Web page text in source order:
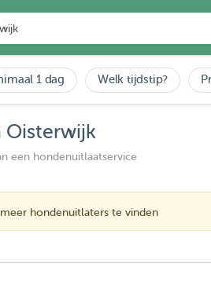
1 dag Welk tijdstip?
Oisterwijk
een hondenuitlaatservice
hondenuitlaters te vinden